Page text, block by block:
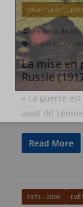
1914 - 1939
Les Yeux du
coup d'Etat,
La mise en
Russie
« La guerre
avait dit
Read More
1973 - 2000